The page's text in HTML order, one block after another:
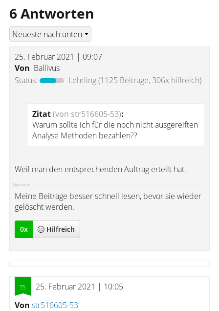
6 Antworten
25. Februar 2021 | 09:07
Von Ballivus
Status:
Lehrling(1125 Beiträge, 306x hilfreich)
Zitat(von str516605-53):
Warum sollte ich für die noch nicht ausgereiften
Analyse Methoden bezahlen??
Weil man den entsprechenden Auftrag erteilt hat.
Signatur:
Meine Beiträge besser schnell lesen, bevor sie wieder
gelöscht werden.
0x Hilfreich
25. Februar 2021 | 10:05
Von str516605-53